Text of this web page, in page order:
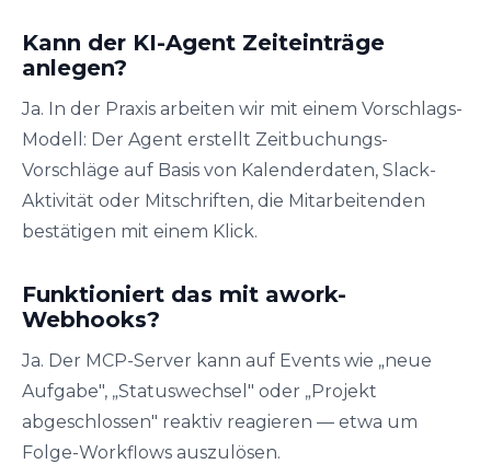
Kann der KI-Agent Zeiteinträge
anlegen?
Ja. In der Praxis arbeiten wir mit einem Vorschlags-
Modell: Der Agent erstellt Zeitbuchungs-
Vorschläge auf Basis von Kalenderdaten, Slack-
Aktivität oder Mitschriften, die Mitarbeitenden
bestätigen mit einem Klick.
Funktioniert das mit awork-
Webhooks?
Ja. Der MCP-Server kann auf Events wie „neue
Aufgabe", „Statuswechsel" oder „Projekt
abgeschlossen" reaktiv reagieren — etwa um
Folge-Workflows auszulösen.